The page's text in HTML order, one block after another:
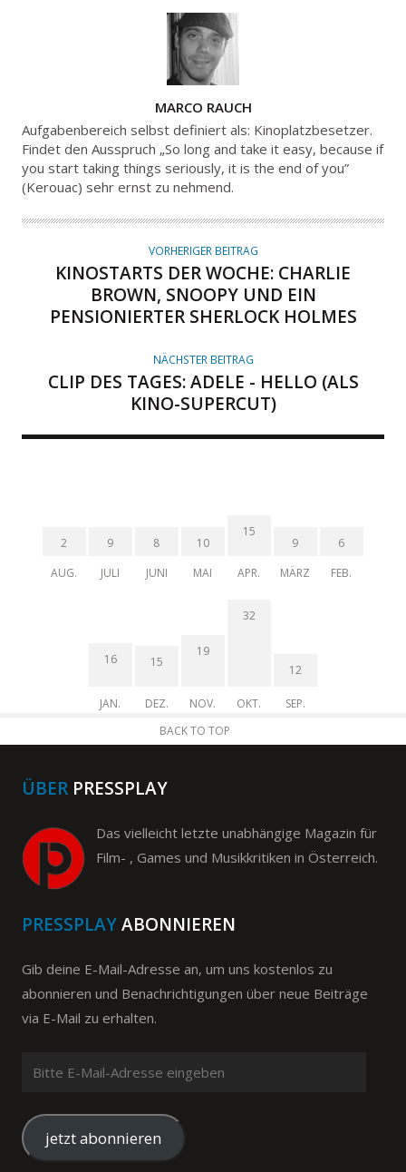
U
T
O
R
MARCO RAUCH
Aufgabenbereich selbst definiert als: Kinoplatzbesetzer.
Findet den Ausspruch „So long and take it easy, because if
you start taking things seriously, it is the end of you”
(Kerouac) sehr ernst zu nehmend.
VORHERIGER BEITRAG
KINOSTARTS DER WOCHE: CHARLIE
BROWN, SNOOPY UND EIN
PENSIONIERTER SHERLOCK HOLMES
NÄCHSTER BEITRAG
CLIP DES TAGES: ADELE - HELLO (ALS
KINO-SUPERCUT)
2
AUG.
9
JULI
8
JUNI
10
MAI
15
APR.
9
MÄRZ
6
FEB.
16
JAN.
15
DEZ.
19
NOV.
32
OKT.
12
SEP.
BACK TO TOP
ÜBER PRESSPLAY
Das vielleicht letzte unabhängige Magazin für
Film- , Games und Musikkritiken in Österreich.
PRESSPLAYABONNIEREN
Gib deine E-Mail-Adresse an, um uns kostenlos zu
abonnieren und Benachrichtigungen über neue Beiträge
via E-Mail zu erhalten.
Mail-
Adresse
eingeben
jetzt abonnieren